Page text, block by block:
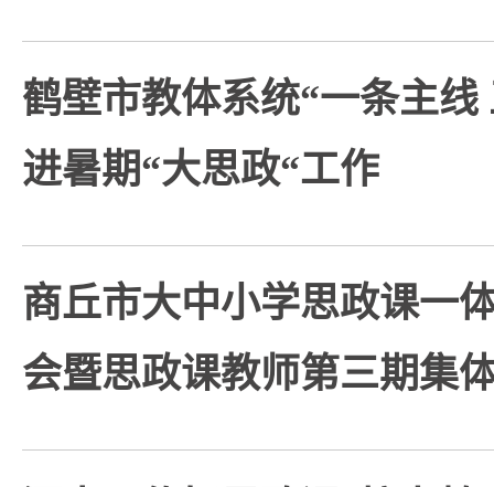
鹤壁市教体系统“一条主线
进暑期“大思政“工作
商丘市大中小学思政课一
会暨思政课教师第三期集